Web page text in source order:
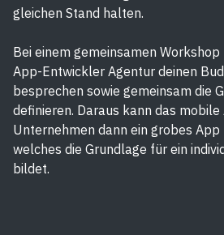
gleichen Stand halten.
Bei einem gemeinsamen
App-Entwickler Agentur deinen
besprechen sowie gemeinsam die
definieren. Daraus kann das
Unternehmen dann ein grobes
welches die Grundlage für ein
bildet.